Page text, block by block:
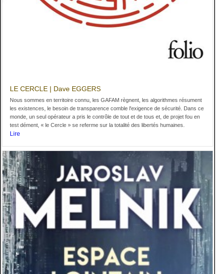
LE CERCLE | Dave EGGERS
Nous sommes en territoire connu, les GAFAM règnent, les algorithmes résument
les existences, le besoin de transparence comble l'exigence de sécurité. Dans ce
monde, un seul opérateur a pris le contrôle de tout et de tous et, de projet fou en
test dément, « le Cercle » se referme sur la totalité des libertés humaines.
Lire